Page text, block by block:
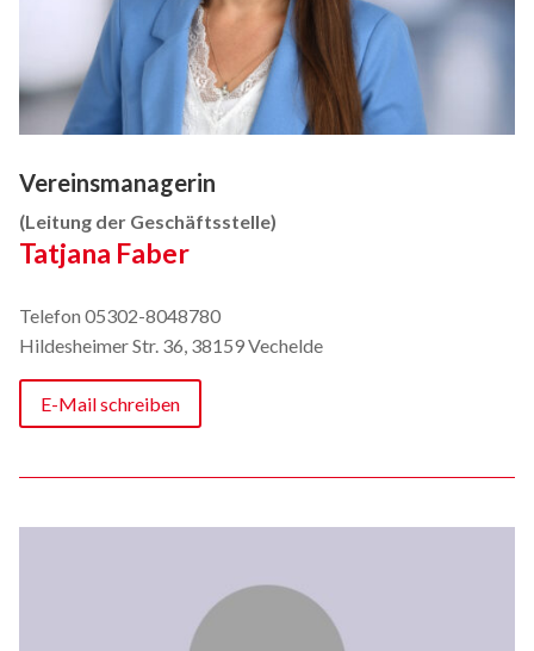
Vereinsmanagerin
(Leitung der Geschäftsstelle)
Tatjana Faber
Telefon 05302-8048780
Hildesheimer Str. 36, 38159 Vechelde
E-Mail schreiben